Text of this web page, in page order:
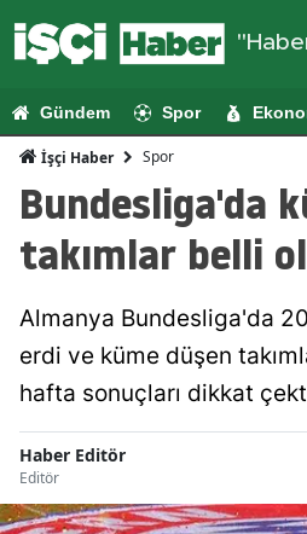
Gündem Spor
İşçi Haber Spor
Bundesliga'da
takımlar belli
Almanya Bundesliga'da
erdi ve küme düşen
hafta sonuçları dikkat
Haber Editör
Editör